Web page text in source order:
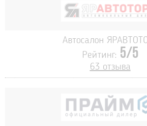
Автосалон
Рейтинг: 5/5
63 отзыва